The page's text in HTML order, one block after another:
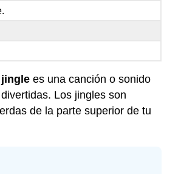
jingle es una canción o sonido
Los jingles son
de la parte superior de tu